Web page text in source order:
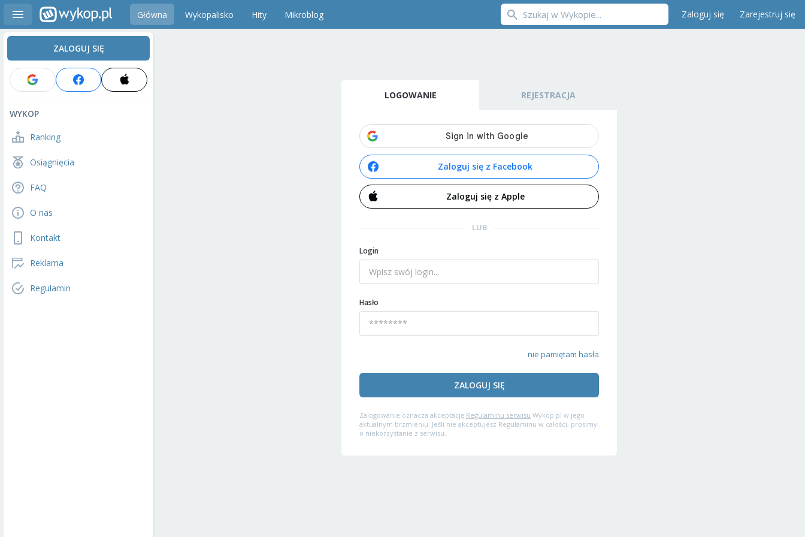
Główna Wykopalisko Hity Mikroblog Zaloguj się Zarejestruj się
ZALOGUJ SIĘ
WYKOP
Ranking
Osiągnięcia
FAQ
O nas
Kontakt
Reklama
Regulamin
LOGOWANIE REJESTRACJA
Zaloguj się z Facebook
Zaloguj się z Apple
LUB
Login
Hasło
nie pamiętam hasła
ZALOGUJ SIĘ
Zalogowanie oznacza akceptację Regulaminu serwisu Wykop.pl w jego
aktualnym brzmieniu. Jeśli nie akceptujesz Regulaminu w całości, prosimy
o niekorzystanie z serwisu.